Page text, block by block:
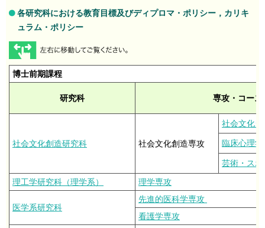
各研究科における教育目標及びディプロマ・ポリシー，カリキ
ュラム・ポリシー
博士前期課程
研究科 専攻・コース
社会文化創造研究科 社会文化創造専攻
社会文化
臨床心理
芸術・ス
理工学研究科（理学系）
理学専攻
医学系研究科
先進的医科学専攻
看護学専攻